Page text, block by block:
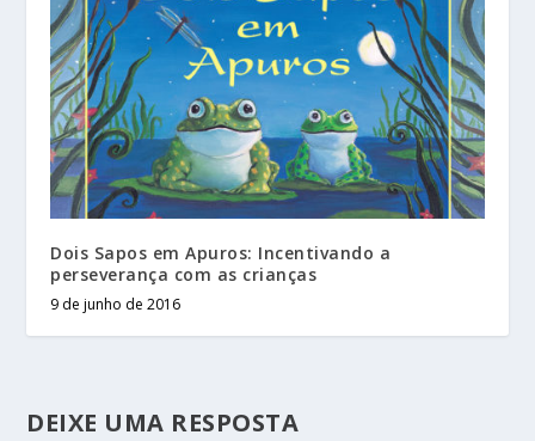
Dois Sapos em Apuros: Incentivando a
perseverança com as crianças
9 de junho de 2016
DEIXE UMA RESPOSTA